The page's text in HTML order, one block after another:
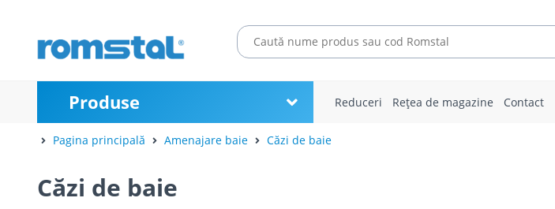
Produse Reduceri Rețea de magazine Contact
Pagina principală Amenajare baie Căzi de baie
Căzi de baie